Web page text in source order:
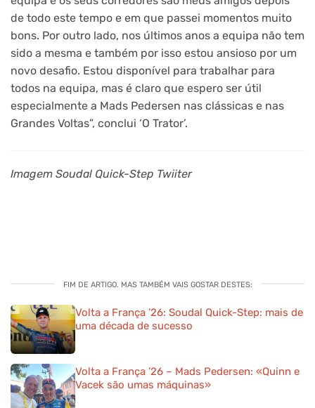
de todo este tempo e em que passei momentos muito
bons. Por outro lado, nos últimos anos a equipa não tem
sido a mesma e também por isso estou ansioso por um
novo desafio. Estou disponível para trabalhar para
todos na equipa, mas é claro que espero ser útil
especialmente a Mads Pedersen nas clássicas e nas
Grandes Voltas”, conclui ‘O Trator’.
Imagem Soudal Quick-Step Twiiter
FIM DE ARTIGO. MAS TAMBÉM VAIS GOSTAR DESTES:
Volta a França ’26: Soudal Quick-Step: mais de
uma década de sucesso
Volta a França ’26 – Mads Pedersen: «Quinn e
Vacek são umas máquinas»